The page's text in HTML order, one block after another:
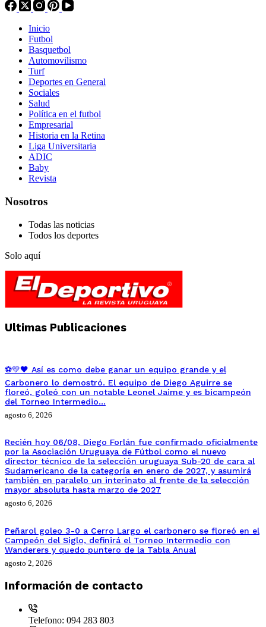
Inicio
Futbol
Basquetbol
Automovilismo
Turf
Deportes en General
Sociales
Salud
Política en el futbol
Empresarial
Historia en la Retina
Liga Universitaria
ADIC
Baby
Revista
Nosotros
Todas las noticias
Todos los deportes
Solo aquí
Ultimas Publicaciones
⚽💛🖤 Así es como debe ganar un equipo grande y el
Carbonero lo demostró. El equipo de Diego Aguirre se
floreó, goleó con un notable Leonel Jaime y es bicampeón
del Torneo Intermedio…
agosto 6, 2026
Recién hoy 06/08, Diego Forlán fue confirmado oficialmente
por la Asociación Uruguaya de Fútbol como el nuevo
director técnico de la selección uruguaya Sub-20 de cara al
Sudamericano de la categoría en enero de 2027, y asumirá
también en paralelo un interinato al frente de la selección
mayor absoluta hasta marzo de 2027
agosto 6, 2026
Peñarol goleo 3-0 a Cerro Largo el carbonero se floreó en el
Campeón del Siglo, definirá el Torneo Intermedio con
Wanderers y quedo puntero de la Tabla Anual
agosto 2, 2026
Información de contacto
Telefono: 094 283 803